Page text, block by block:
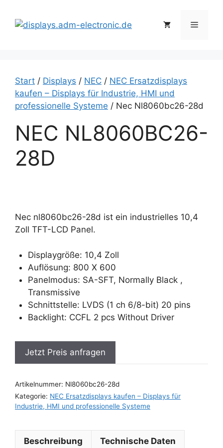
Inhalt
springen
Menü
Start / Displays / NEC / NEC Ersatzdisplays
kaufen – Displays für Industrie, HMI und
professionelle Systeme / Nec Nl8060bc26-28d
NEC NL8060BC26-
28D
Nec nl8060bc26-28d ist ein industrielles 10,4
Zoll TFT-LCD Panel.
Displaygröße: 10,4 Zoll
Auflösung: 800 X 600
Panelmodus: SA-SFT, Normally Black ,
Transmissive
Schnittstelle: LVDS (1 ch 6/8-bit) 20 pins
Backlight: CCFL 2 pcs Without Driver
Jetzt Preis anfragen
Artikelnummer: Nl8060bc26-28d
Kategorie: NEC Ersatzdisplays kaufen – Displays für
Industrie, HMI und professionelle Systeme
Beschreibung Technische Daten